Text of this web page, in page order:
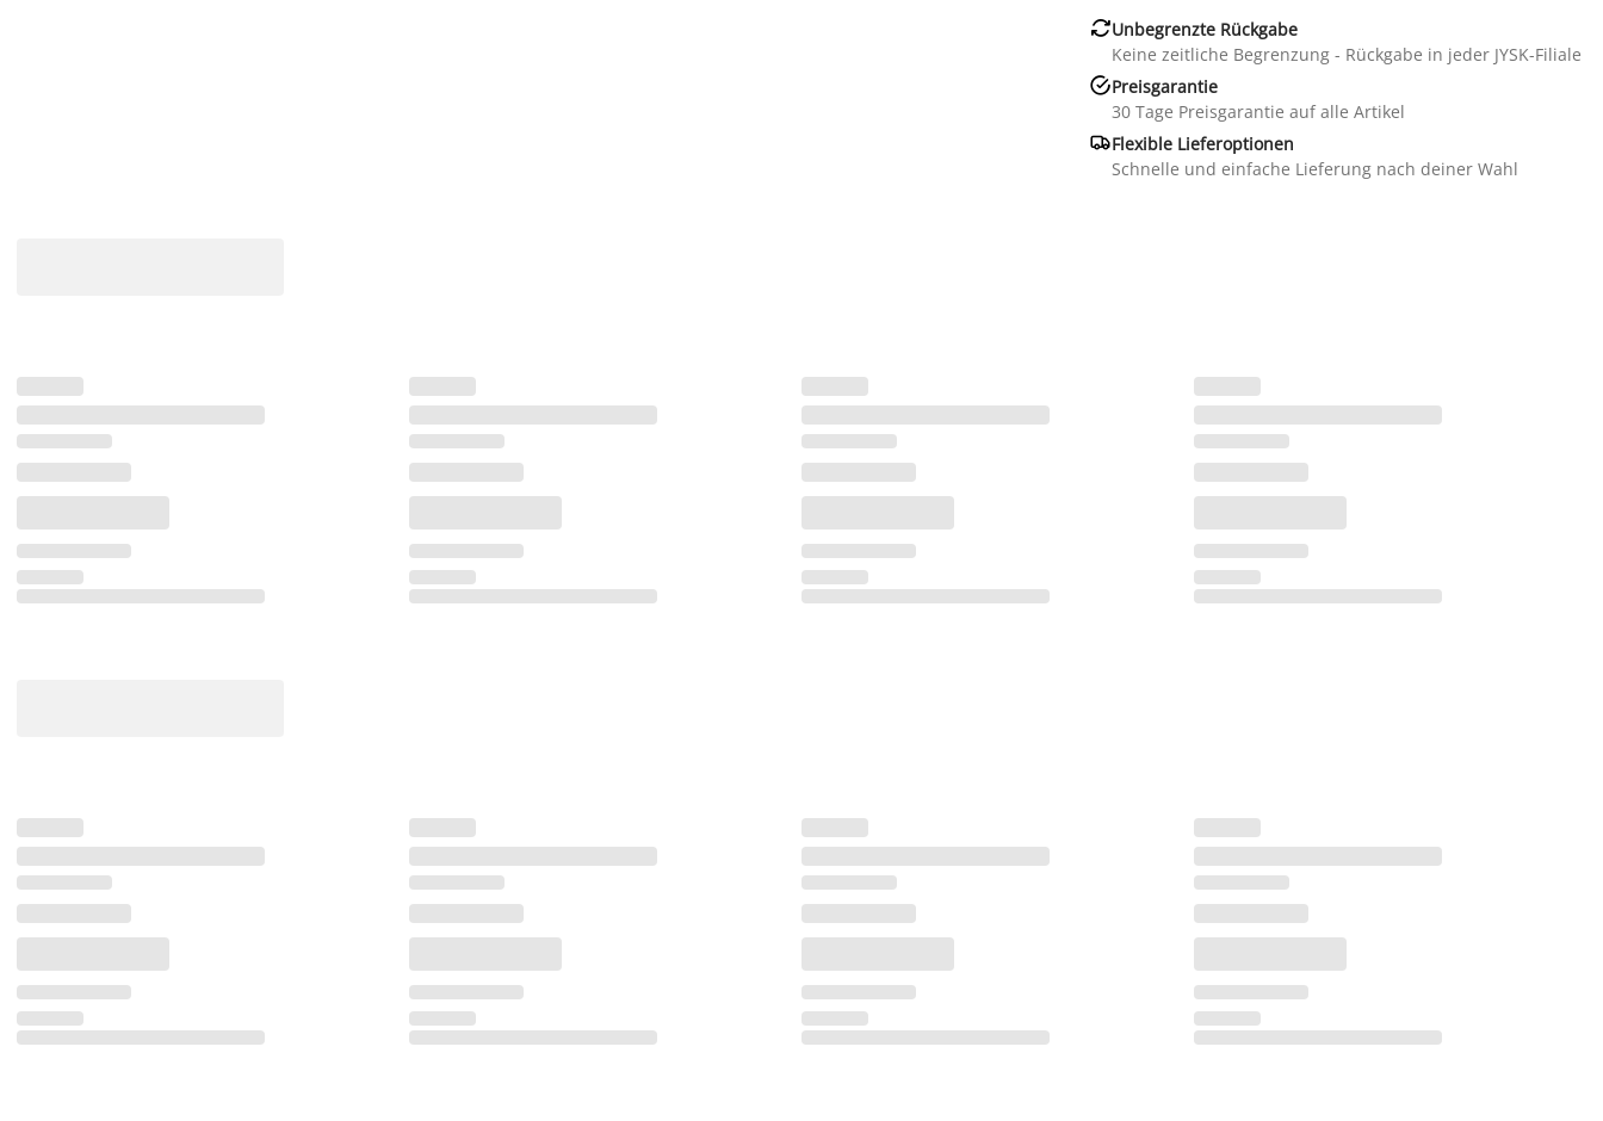
Unbegrenzte Rückgabe
Keine zeitliche Begrenzung - Rückgabe in jeder JYSK-Filiale
Preisgarantie
30 Tage Preisgarantie auf alle Artikel
Flexible Lieferoptionen
Schnelle und einfache Lieferung nach deiner Wahl